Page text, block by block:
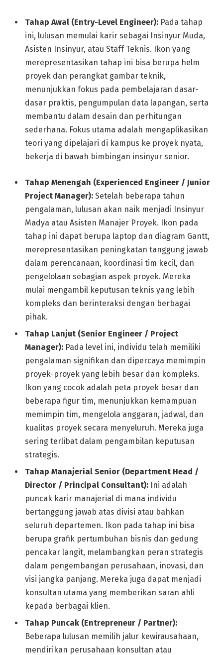
Tahap Awal (Entry-Level Engineer): Pada tahap
ini, lulusan memulai karir sebagai Insinyur Muda,
Asisten Insinyur, atau Staff Teknis. Ikon yang
merepresentasikan tahap ini bisa berupa helm
proyek dan perangkat gambar teknik,
menunjukkan fokus pada pembelajaran dasar-
dasar praktis, pengumpulan data lapangan, serta
membantu dalam desain dan perhitungan
sederhana. Fokus utama adalah mengaplikasikan
teori yang dipelajari di kampus ke proyek nyata,
bekerja di bawah bimbingan insinyur senior.
Tahap Menengah (Experienced Engineer / Junior
Project Manager): Setelah beberapa tahun
pengalaman, lulusan akan naik menjadi Insinyur
Madya atau Asisten Manajer Proyek. Ikon pada
tahap ini dapat berupa laptop dan diagram Gantt,
merepresentasikan peningkatan tanggung jawab
dalam perencanaan, koordinasi tim kecil, dan
pengelolaan sebagian aspek proyek. Mereka
mulai mengambil keputusan teknis yang lebih
kompleks dan berinteraksi dengan berbagai
pihak.
Tahap Lanjut (Senior Engineer / Project
Manager): Pada level ini, individu telah memiliki
pengalaman signifikan dan dipercaya memimpin
proyek-proyek yang lebih besar dan kompleks.
Ikon yang cocok adalah peta proyek besar dan
beberapa figur tim, menunjukkan kemampuan
memimpin tim, mengelola anggaran, jadwal, dan
kualitas proyek secara menyeluruh. Mereka juga
sering terlibat dalam pengambilan keputusan
strategis.
Tahap Manajerial Senior (Department Head /
Director / Principal Consultant): Ini adalah
puncak karir manajerial di mana individu
bertanggung jawab atas divisi atau bahkan
seluruh departemen. Ikon pada tahap ini bisa
berupa grafik pertumbuhan bisnis dan gedung
pencakar langit, melambangkan peran strategis
dalam pengembangan perusahaan, inovasi, dan
visi jangka panjang. Mereka juga dapat menjadi
konsultan utama yang memberikan saran ahli
kepada berbagai klien.
Tahap Puncak (Entrepreneur / Partner):
Beberapa lulusan memilih jalur kewirausahaan,
mendirikan perusahaan konsultan atau